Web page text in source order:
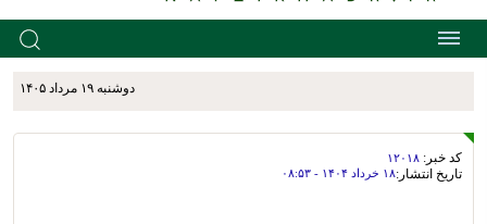
دوشنبه ۱۹ مرداد ۱۴۰۵
کد خبر: ۱۲۰۱۸
تاریخ انتشار:۱۸ خرداد ۱۴۰۴ - ۰۸:۵۳